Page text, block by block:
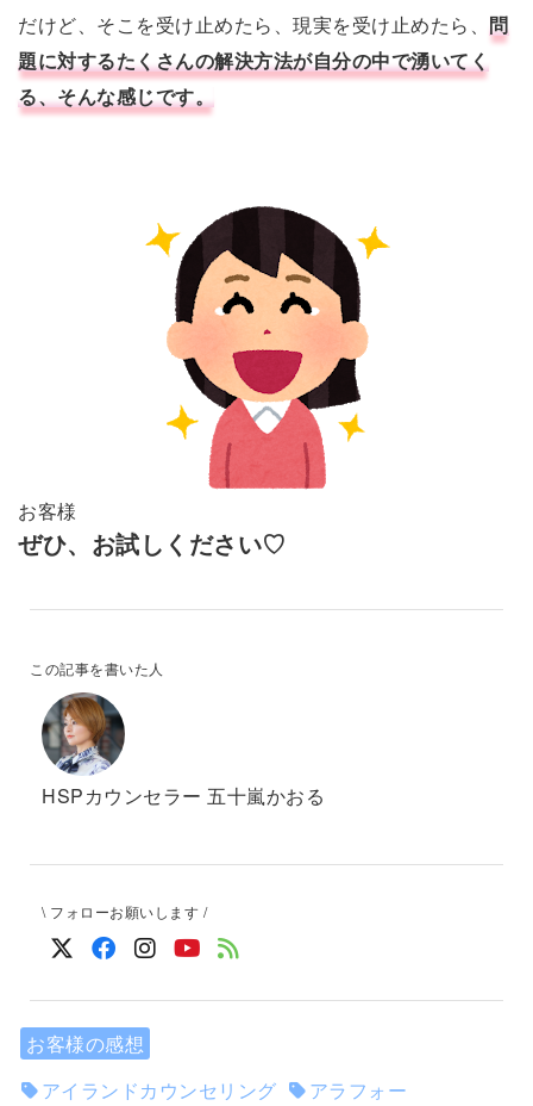
だけど、そこを受け止めたら、現実を受け止めたら、
問
題に対するたくさんの解決方法が自分の中で湧いてく
る、そんな感じです。
お客様
ぜひ、お試しください♡
この記事を書いた人
HSPカウンセラー 五十嵐かおる
\ フォローお願いします /
お客様の感想
アイランドカウンセリング
アラフォー